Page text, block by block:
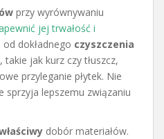
przy wyrównywaniu
jej trwałość i
od dokładnego czyszczenia
takie jak kurz czy tłuszcz,
przyleganie płytek. Nie
lepszemu związaniu
dobór materiałów.